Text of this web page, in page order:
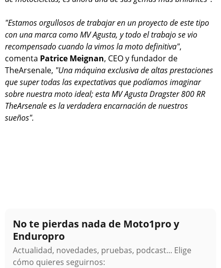
"Estamos orgullosos de trabajar en un proyecto de este tipo
con una marca como MV Agusta, y todo el trabajo se vio
recompensado cuando la vimos la moto definitiva",
comenta Patrice Meignan, CEO y fundador de
TheArsenale, "Una máquina exclusiva de altas prestaciones
que super todas las expectativas que podíamos imaginar
sobre nuestra moto ideal; esta MV Agusta Dragster 800 RR
TheArsenale es la verdadera encarnación de nuestros
sueños".
No te pierdas nada de Moto1pro y
Enduropro
Actualidad, novedades, pruebas, podcast... Elige
cómo quieres seguirnos: